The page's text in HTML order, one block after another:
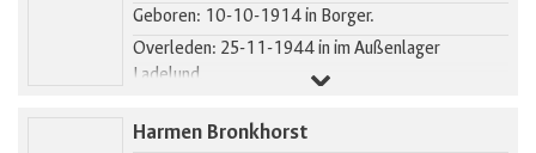
Geboren: 10-10-1914 in Borger.
Overleden: 25-11-1944 in im Außenlager
Ladelund.
Harmen Bronkhorst